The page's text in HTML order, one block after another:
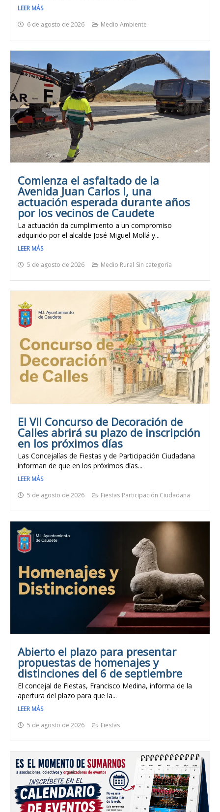
LEER MÁS
6 de agosto de 2026
Medio Ambiente
Comienza el asfaltado de la
Avenida Juan Carlos I, una
actuación esperada durante años
por los vecinos de Caudete
La actuación da cumplimiento a un compromiso
adquirido por el alcalde José Miguel Mollá y...
LEER MÁS
5 de agosto de 2026
Medio Rural Sin categoría
El VII Concurso de Decoración de
Calles abrirá su plazo de inscripción
en los próximos días
Las Concejalías de Fiestas y de Participación Ciudadana
informan de que en los próximos días...
LEER MÁS
5 de agosto de 2026
Fiestas Participación Ciudadana
Abierto el plazo para presentar
propuestas de homenajes y
distinciones del 6 de septiembre
El concejal de Fiestas, Francisco Medina, informa de la
apertura del plazo para que la...
LEER MÁS
5 de agosto de 2026
Fiestas